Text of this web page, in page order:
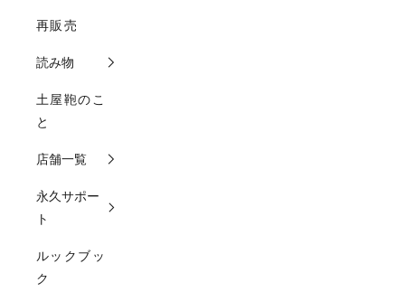
再販売
読み物
土屋鞄のこ
と
店舗一覧
永久サポー
ト
ルックブッ
ク